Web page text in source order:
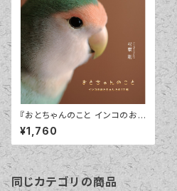
『おとちゃんのこと インコのおと
ちゃんとの１７年』（写真集）
¥1,760
同じカテゴリの商品